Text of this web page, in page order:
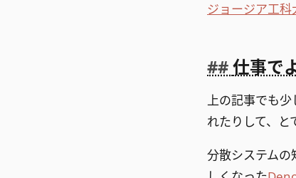
ジョージア工
仕事で
上の記事でも
れたりして、と
分散システム